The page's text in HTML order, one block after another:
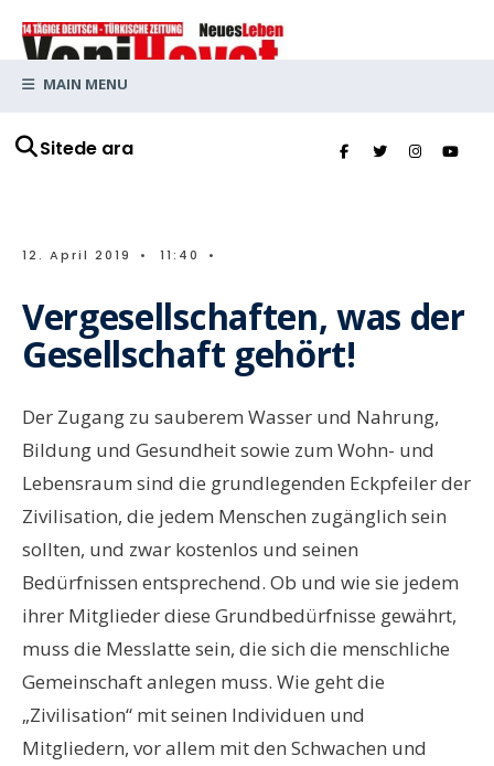
Sitede ara
MAIN MENU
12. April 2019 • 11:40 •
Vergesellschaften, was der
Gesellschaft gehört!
Der Zugang zu sauberem Wasser und Nahrung,
Bildung und Gesundheit sowie zum Wohn- und
Lebensraum sind die grundlegenden Eckpfeiler der
Zivilisation, die jedem Menschen zugänglich sein
sollten, und zwar kostenlos und seinen
Bedürfnissen entsprechend. Ob und wie sie jedem
ihrer Mitglieder diese Grundbedürfnisse gewährt,
muss die Messlatte sein, die sich die menschliche
Gemeinschaft anlegen muss. Wie geht die
„Zivilisation“ mit seinen Individuen und
Mitgliedern, vor allem mit den Schwachen und